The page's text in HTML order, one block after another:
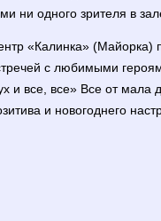
ни одного зрителя в
«Калинка» (Майорка)
с любимыми
и все, все» Все от мала
и новогоднего